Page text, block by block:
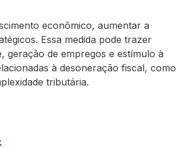
econômico, aumentar a
Essa medida pode trazer
geração de empregos e estímulo à
à desoneração fiscal, como
tributária.